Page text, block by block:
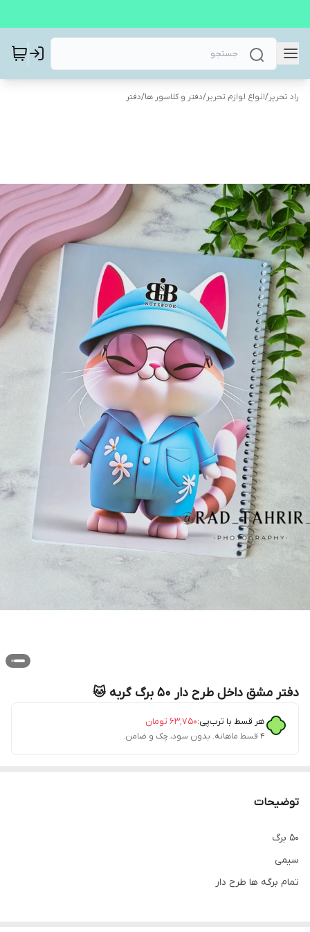
راد تحریر/انواع لوازم تحریر/دفتر و کلاسور ها/دفتر
دفتر مشق داخل طرح دار ۵۰ برگ گربه 🐱
هر قسط با ترب‌پی:۶۳٬۷۵۰ تومان
۴ قسط ماهانه. بدون سود، چک و ضامن.
توضیحات
۵۰ برگ
سیمی
تمام برگه ها طرح دار